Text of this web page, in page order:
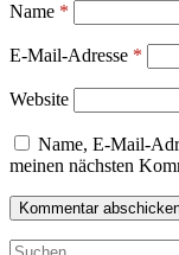
Name *
E-Mail-Adresse *
Website
Name, E-Mail-
meinen nächsten
Suchen